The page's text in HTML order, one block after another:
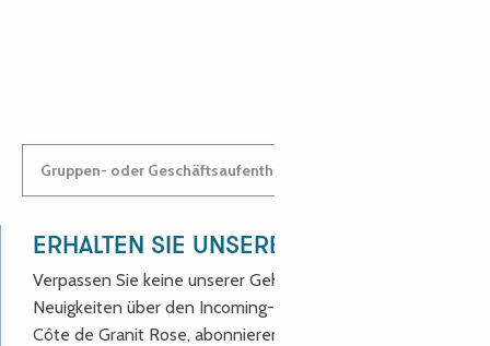
Gruppen- oder Geschäftsaufenthalt: Kontaktieren Sie uns!
ERHALTEN SIE UNSERE NEUIGKEITEN!
Verpassen Sie keine unserer Geheimtipps und
Neuigkeiten über den Incoming-Service des Reiseziels
Côte de Granit Rose, abonnieren Sie unseren